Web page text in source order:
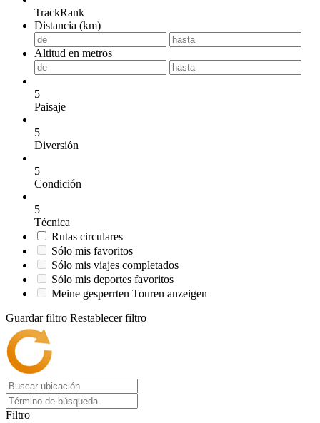
TrackRank
Distancia (km)
Altitud en metros
5
Paisaje
5
Diversión
5
Condición
5
Técnica
Rutas circulares
Sólo mis favoritos
Sólo mis viajes completados
Sólo mis deportes favoritos
Meine gesperrten Touren anzeigen
Guardar filtro Restablecer filtro
Filtro